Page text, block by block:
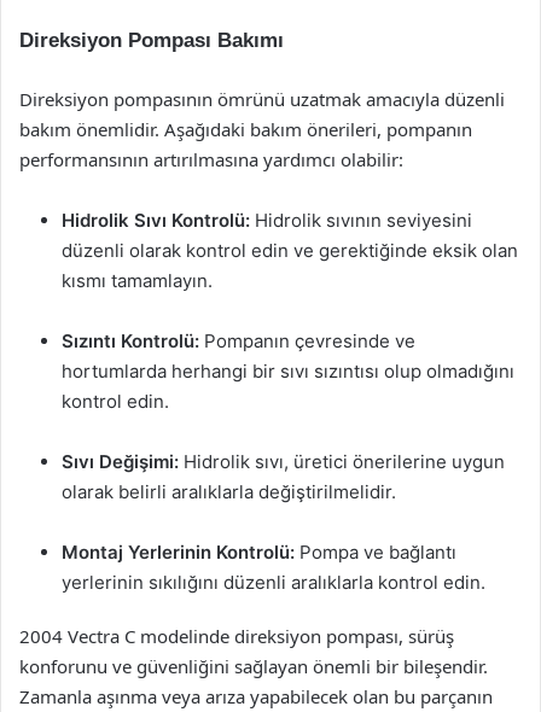
Direksiyon Pompası Bakımı
Direksiyon pompasının ömrünü uzatmak amacıyla düzenli
bakım önemlidir. Aşağıdaki bakım önerileri, pompanın
performansının artırılmasına yardımcı olabilir:
Hidrolik Sıvı Kontrolü: Hidrolik sıvının seviyesini
düzenli olarak kontrol edin ve gerektiğinde eksik olan
kısmı tamamlayın.
Sızıntı Kontrolü: Pompanın çevresinde ve
hortumlarda herhangi bir sıvı sızıntısı olup olmadığını
kontrol edin.
Sıvı Değişimi: Hidrolik sıvı, üretici önerilerine uygun
olarak belirli aralıklarla değiştirilmelidir.
Montaj Yerlerinin Kontrolü: Pompa ve bağlantı
yerlerinin sıkılığını düzenli aralıklarla kontrol edin.
2004 Vectra C modelinde direksiyon pompası, sürüş
konforunu ve güvenliğini sağlayan önemli bir bileşendir.
Zamanla aşınma veya arıza yapabilecek olan bu parçanın